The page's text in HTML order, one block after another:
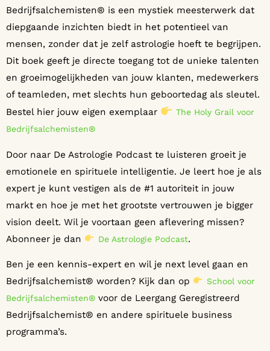
Bedrijfsalchemisten® is een mystiek meesterwerk dat
diepgaande inzichten biedt in het potentieel van
mensen, zonder dat je zelf astrologie hoeft te begrijpen.
Dit boek geeft je directe toegang tot de unieke talenten
en groeimogelijkheden van jouw klanten, medewerkers
of teamleden, met slechts hun geboortedag als sleutel.
Bestel hier jouw eigen exemplaar
The Holy Grail voor
Bedrijfsalchemisten®
Door naar De Astrologie Podcast te luisteren groeit je
emotionele en spirituele intelligentie. Je leert hoe je als
expert je kunt vestigen als de #1 autoriteit in jouw
markt en hoe je met het grootste vertrouwen je bigger
vision deelt. Wil je voortaan geen aflevering missen?
Abonneer je dan
De Astrologie Podcast.
Ben je een kennis-expert en wil je next level gaan en
Bedrijfsalchemist® worden? Kijk dan op
School voor
Bedrijfsalchemisten® voor de Leergang Geregistreerd
Bedrijfsalchemist® en andere spirituele business
programma’s.